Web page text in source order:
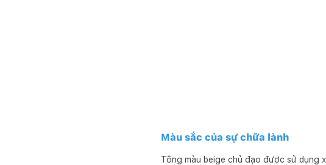
Màu sắc của sự chữa lành
Tông màu beige chủ đạo được sử dụng